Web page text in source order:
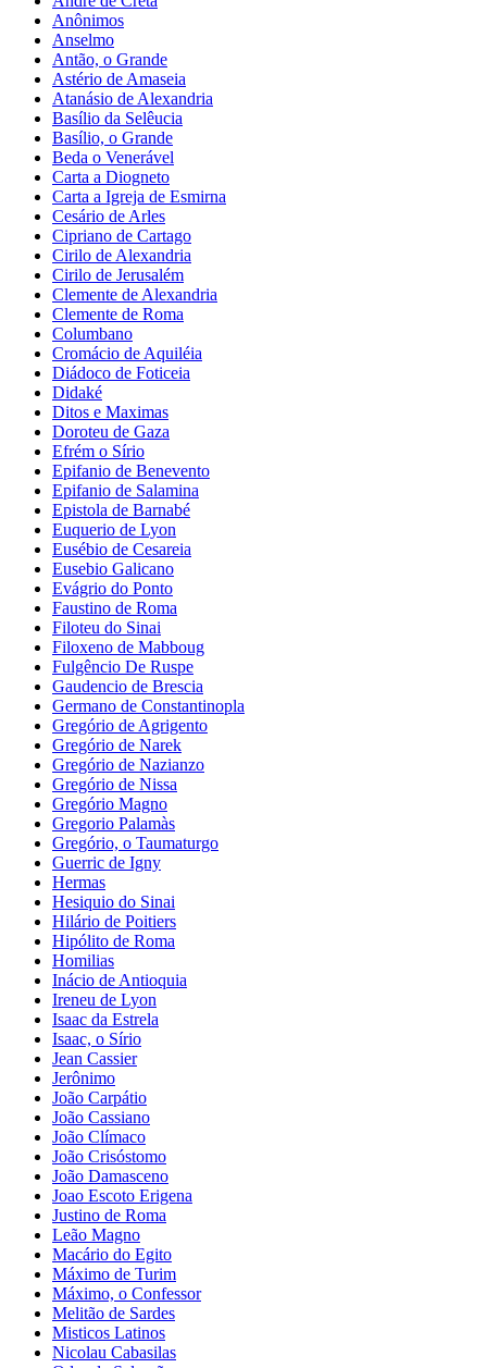
Anônimos
Anselmo
Antão, o Grande
Astério de Amaseia
Atanásio de Alexandria
Basílio da Selêucia
Basílio, o Grande
Beda o Venerável
Carta a Diogneto
Carta a Igreja de Esmirna
Cesário de Arles
Cipriano de Cartago
Cirilo de Alexandria
Cirilo de Jerusalém
Clemente de Alexandria
Clemente de Roma
Columbano
Cromácio de Aquiléia
Diádoco de Foticeia
Didaké
Ditos e Maximas
Doroteu de Gaza
Efrém o Sírio
Epifanio de Benevento
Epifanio de Salamina
Epistola de Barnabé
Euquerio de Lyon
Eusébio de Cesareia
Eusebio Galicano
Evágrio do Ponto
Faustino de Roma
Filoteu do Sinai
Filoxeno de Mabboug
Fulgêncio De Ruspe
Gaudencio de Brescia
Germano de Constantinopla
Gregório de Agrigento
Gregório de Narek
Gregório de Nazianzo
Gregório de Nissa
Gregório Magno
Gregorio Palamàs
Gregório, o Taumaturgo
Guerric de Igny
Hermas
Hesiquio do Sinai
Hilário de Poitiers
Hipólito de Roma
Homilias
Inácio de Antioquia
Ireneu de Lyon
Isaac da Estrela
Isaac, o Sírio
Jean Cassier
Jerônimo
João Carpátio
João Cassiano
João Clímaco
João Crisóstomo
João Damasceno
Joao Escoto Erigena
Justino de Roma
Leão Magno
Macário do Egito
Máximo de Turim
Máximo, o Confessor
Melitão de Sardes
Misticos Latinos
Nicolau Cabasilas